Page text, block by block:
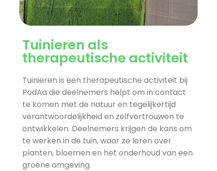
Tuinieren als
therapeutische activiteit
Tuinieren is een therapeutische activiteit bij
PodAa die deelnemers helpt om in contact
te komen met de natuur en tegelijkertijd
verantwoordelijkheid en zelfvertrouwen te
ontwikkelen. Deelnemers krijgen de kans om
te werken in de tuin, waar ze leren over
planten, bloemen en het onderhoud van een
groene omgeving.